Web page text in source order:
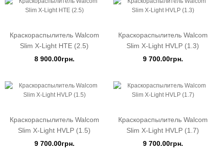
Краскораспылитель Walcom
Slim X-Light HTE (2.5)
8 900.00грн.
Краскораспылитель Walcom
Slim X-Light HVLP (1.3)
9 700.00грн.
Краскораспылитель Walcom
Slim X-Light HVLP (1.5)
9 700.00грн.
Краскораспылитель Walcom
Slim X-Light HVLP (1.7)
9 700.00грн.